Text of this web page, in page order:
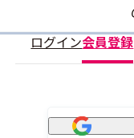
ログイン会員登録